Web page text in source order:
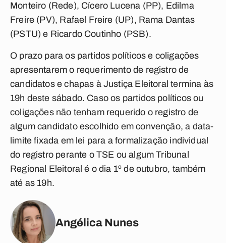
Monteiro (Rede), Cícero Lucena (PP), Edilma
Freire (PV), Rafael Freire (UP), Rama Dantas
(PSTU) e Ricardo Coutinho (PSB).
O prazo para os partidos políticos e coligações
apresentarem o requerimento de registro de
candidatos e chapas à Justiça Eleitoral termina às
19h deste sábado. Caso os partidos políticos ou
coligações não tenham requerido o registro de
algum candidato escolhido em convenção, a data-
limite fixada em lei para a formalização individual
do registro perante o TSE ou algum Tribunal
Regional Eleitoral é o dia 1º de outubro, também
até as 19h.
Angélica Nunes